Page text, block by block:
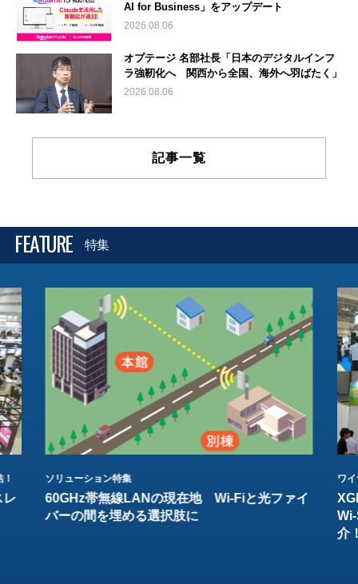
AI for Business」をアップデート
2026.08.06
オプテージ 名部社長「日本のデジタルインフ
ラ強靭化へ 関西から全国、海外へ羽ばたく」
2026.08.06
記事一覧
FEATURE 特集
レ
ソリューション特集
60GHz帯無線LANの現在地 Wi-Fiと光ファイ
バーの間を埋める選択肢に
ワ
介